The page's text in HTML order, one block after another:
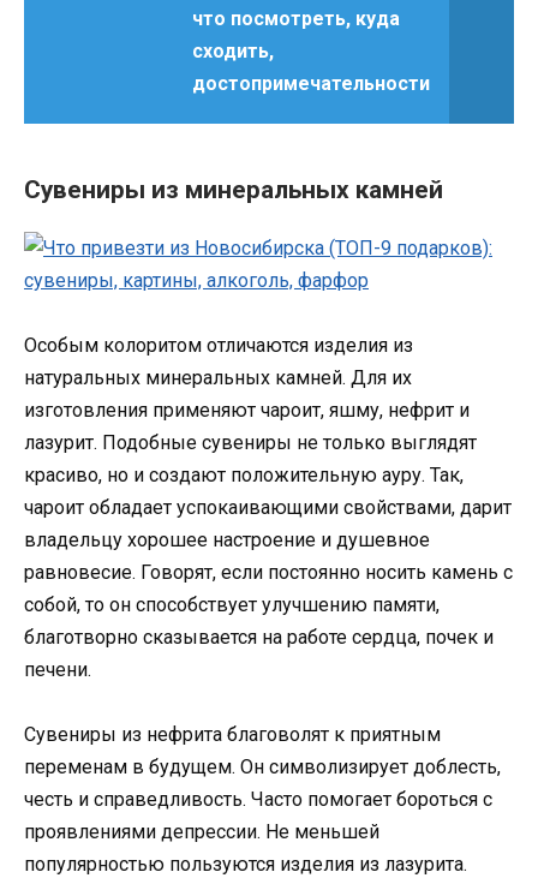
что посмотреть, куда
сходить,
достопримечательности
Сувениры из минеральных камней
Особым колоритом отличаются изделия из
натуральных минеральных камней. Для их
изготовления применяют чароит, яшму, нефрит и
лазурит. Подобные сувениры не только выглядят
красиво, но и создают положительную ауру. Так,
чароит обладает успокаивающими свойствами, дарит
владельцу хорошее настроение и душевное
равновесие. Говорят, если постоянно носить камень с
собой, то он способствует улучшению памяти,
благотворно сказывается на работе сердца, почек и
печени.
Сувениры из нефрита благоволят к приятным
переменам в будущем. Он символизирует доблесть,
честь и справедливость. Часто помогает бороться с
проявлениями депрессии. Не меньшей
популярностью пользуются изделия из лазурита.